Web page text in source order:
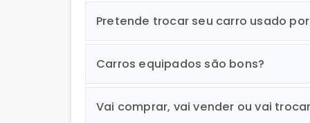
Pretende trocar seu carro usado
Carros equipados são bons?
Vai comprar, vai vender ou vai